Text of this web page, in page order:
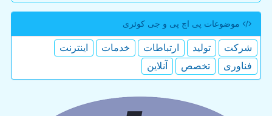
موضوعات پی اچ پی و جی كوئری
شركت تولید ارتباطات خدمات
اینترنت
فناوری
تخصص آنلاین